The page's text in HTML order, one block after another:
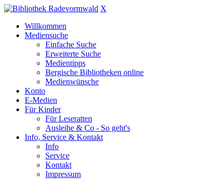
X
Willkommen
Mediensuche
Einfache Suche
Erweiterte Suche
Medientipps
Bergische Bibliotheken online
Medienwünsche
Konto
E-Medien
Für Kinder
Für Leseratten
Ausleihe & Co - So geht's
Info, Service & Kontakt
Info
Service
Kontakt
Impressum